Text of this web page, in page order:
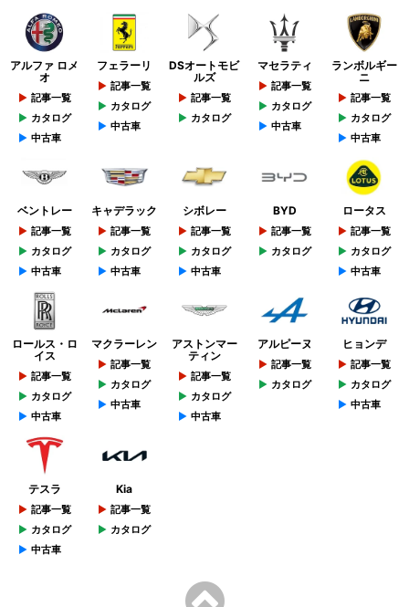
アルファ ロメ
オ
記事一覧
カタログ
中古車
フェラーリ
記事一覧
カタログ
中古車
DSオートモビ
ルズ
記事一覧
カタログ
マセラティ
記事一覧
カタログ
中古車
ランボルギー
ニ
記事一覧
カタログ
中古車
ベントレー
記事一覧
カタログ
中古車
キャデラック
記事一覧
カタログ
中古車
シボレー
記事一覧
カタログ
中古車
BYD
記事一覧
カタログ
ロータス
記事一覧
カタログ
中古車
ロールス・ロ
イス
記事一覧
カタログ
中古車
マクラーレン
記事一覧
カタログ
中古車
アストンマー
ティン
記事一覧
カタログ
中古車
アルピーヌ
記事一覧
カタログ
ヒョンデ
記事一覧
カタログ
中古車
テスラ
記事一覧
カタログ
中古車
Kia
記事一覧
カタログ